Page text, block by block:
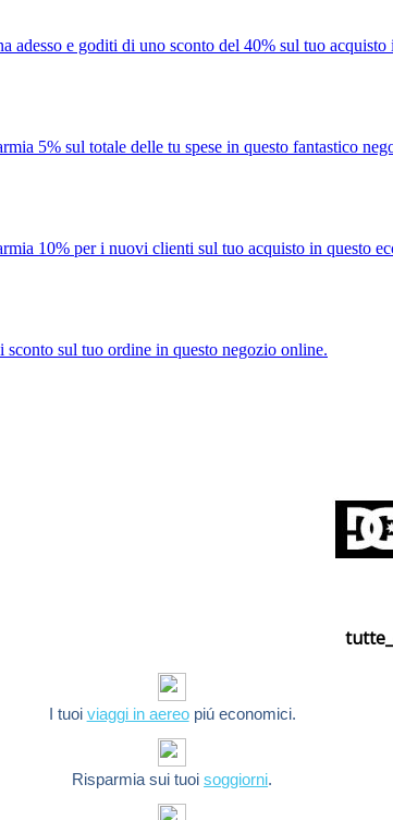
adesso e goditi di uno sconto del 40% sul tuo
5% sul totale delle tu spese in questo fantastico
10% per i nuovi clienti sul tuo acquisto in questo
sconto sul tuo ordine in questo negozio online.
I tuoi viaggi in aereopiú economici.
Risparmia sui tuoisoggiorni.